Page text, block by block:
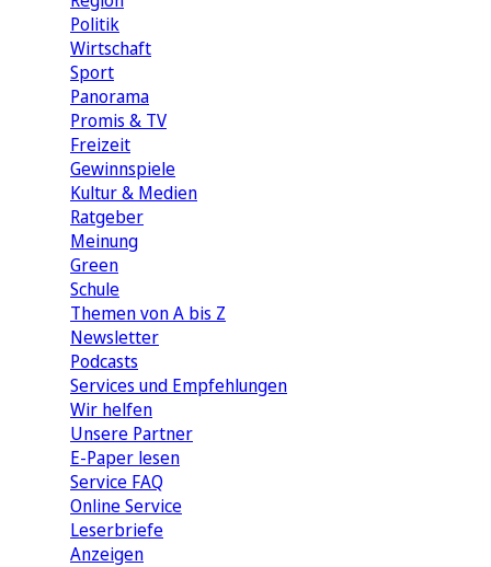
Politik
Wirtschaft
Sport
Panorama
Promis & TV
Freizeit
Gewinnspiele
Kultur & Medien
Ratgeber
Meinung
Green
Schule
Themen von A bis Z
Newsletter
Podcasts
Services und Empfehlungen
Wir helfen
Unsere Partner
E-Paper lesen
Service FAQ
Online Service
Leserbriefe
Anzeigen